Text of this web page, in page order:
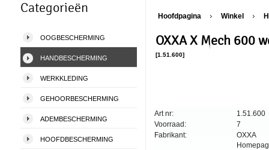
Categorieën
OOGBESCHERMING
HANDBESCHERMING
WERKKLEDING
GEHOORBESCHERMING
ADEMBESCHERMING
HOOFDBESCHERMING
Hoofdpagina Winkel
OXXA X Mech 600
[1.51.600]
Art nr:
Voorraad:
Fabrikant:
1.51.600
7
OXXA